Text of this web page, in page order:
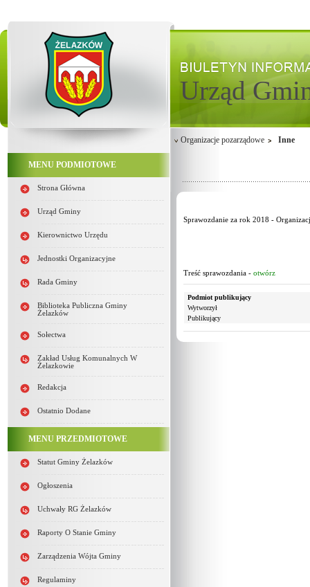
Urząd
MENU PODMIOTOWE
Strona Główna
Urząd Gminy
Kierownictwo Urzędu
Jednostki Organizacyjne
Rada Gminy
Biblioteka Publiczna Gminy
Żelazków
Sołectwa
Zakład Usług Komunalnych W
Żelazkowie
Redakcja
Ostatnio Dodane
MENU PRZEDMIOTOWE
Statut Gminy Żelazków
Ogłoszenia
Uchwały RG Żelazków
Raporty O Stanie Gminy
Zarządzenia Wójta Gminy
Regulaminy
Organizacje pozarządowe Inne
Sprawozdanie za rok 2018 -
Treść sprawozdania - otwórz
Podmiot publikujący
Wytworzył
Publikujący